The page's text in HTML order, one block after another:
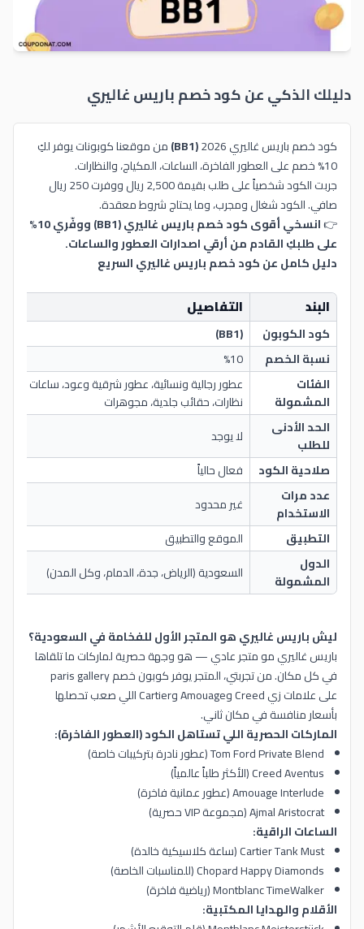
دليلك الذكي عن كود خصمباريس غاليري
كود خصم باريس غاليري 2026 (BB1)
من موقعنا كوبونات يوفر لكِ
10% خصم على العطور الفاخرة، الساعات، المكياج، والنظارات.
جربت الكود شخصياً على طلب بقيمة 2,500 ريال ووفرت 250 ريال
صافي. الكود شغال ومجرب، وما يحتاج شروط معقدة.
👉
انسخي أقوى كود خصم باريس غاليري (BB1) ووفّري 10%
على طلبكِ القادم من أرقي اصدارات العطور والساعات.
دليل كامل عن كود خصم باريس غاليري السريع
البند التفاصيل
كود الكوبون
(BB1)
نسبة الخصم
%10
الفئات
المشمولة
عطور رجالية ونسائية، عطور شرقية وعود، ساعات
نظارات، حقائب جلدية، مجوهرات
الحد الأدنى
للطلب
لا يوجد
صلاحية الكود
فعال حالياً
عدد مرات
الاستخدام
غير محدود
التطبيق
الموقع والتطبيق
الدول
المشمولة
السعودية (الرياض، جدة، الدمام، وكل المدن)
ليش باريس غاليري هو المتجر الأول للفخامة في السعودية؟
باريس غاليري مو متجر عادي — هو وجهة حصرية لماركات ما تلقاها
في كل مكان. من تجربتي، المتجر يوفر كوبون خصم paris gallery
على علامات زي Creed وAmouage وCartier اللي صعب تحصلها
بأسعار منافسة في مكان ثاني.
الماركات الحصرية اللي تستاهل الكود (العطور الفاخرة):
Tom Ford Private Blend (عطور نادرة بتركيبات خاصة)
Creed Aventus (الأكثر طلباً عالمياً)
Amouage Interlude (عطور عمانية فاخرة)
Ajmal Aristocrat (مجموعة VIP حصرية)
الساعات الراقية:
Cartier Tank Must (ساعة كلاسيكية خالدة)
Chopard Happy Diamonds (للمناسبات الخاصة)
Montblanc TimeWalker (رياضية فاخرة)
الأقلام والهدايا المكتبية: